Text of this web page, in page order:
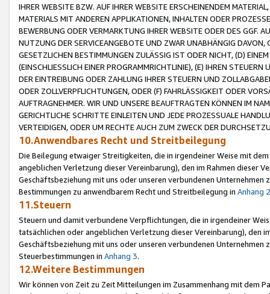
IHRER WEBSITE BZW. AUF IHRER WEBSITE ERSCHEINENDEM
MATERIALS MIT ANDEREN APPLIKATIONEN, INHALTEN ODER
BEWERBUNG ODER VERMARKTUNG IHRER WEBSITE ODER DES GGF.
NUTZUNG DER SERVICEANGEBOTE UND ZWAR UNABHÄNGIG
GESETZLICHEN BESTIMMUNGEN ZULÄSSIG IST ODER NICHT, (D)
(EINSCHLIESSLICH EINER PROGRAMMRICHTLINIE), (E) IHREN
DER EINTREIBUNG ODER ZAHLUNG IHRER STEUERN UND
ODER ZOLLVERPFLICHTUNGEN, ODER (F) FAHRLÄSSIGKEIT ODER
AUFTRAGNEHMER. WIR UND UNSERE BEAUFTRAGTEN KÖNNEN IM
GERICHTLICHE SCHRITTE EINLEITEN UND JEDE PROZESSUALE
VERTEIDIGEN, ODER UM RECHTE AUCH ZUM ZWECK DER
10.Anwendbares Recht und Streitbeilegung
Die Beilegung etwaiger Streitigkeiten, die in irgendeiner Weise mit
angeblichen Verletzung dieser Vereinbarung), den im Rahmen dieser
Geschäftsbeziehung mit uns oder unseren verbundenen
Bestimmungen zu anwendbarem Recht und Streitbeilegung in Anhang 2
11.Steuern
Steuern und damit verbundene Verpflichtungen, die in irgendeiner
tatsächlichen oder angeblichen Verletzung dieser Vereinbarung), den
Geschäftsbeziehung mit uns oder unseren verbundenen
Steuerbestimmungen in Anhang 3.
12.Weitere Bestimmungen
Wir können von Zeit zu Zeit Mitteilungen im Zusammenhang mit dem